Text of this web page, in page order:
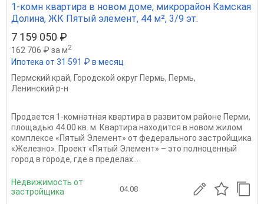
1-комн квартира в новом доме, микрорайон Камская
Долина, ЖК Пятый элемент, 44 м², 3/9 эт.
7 159 050 ₽
162 706 ₽ за м2
Ипотека от 31 591 ₽ в месяц
Пермский край, Городской округ Пермь, Пермь,
Ленинский р-н
Продается 1-комнатная квартира в развитом районе Перми,
площадью 44.00 кв. м. Квартира находится в новом жилом
комплексе «Пятый Элемент» от федерального застройщика
«Железно». Проект «Пятый Элемент» – это полноценный
город в городе, где в пределах...
Недвижимость от
застройщика
04.08